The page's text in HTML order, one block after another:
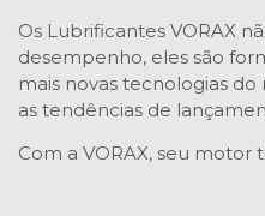
Os Lubrificantes VORAX
desempenho, eles são
mais novas tecnologias
as tendências de
Com a VORAX, seu motor